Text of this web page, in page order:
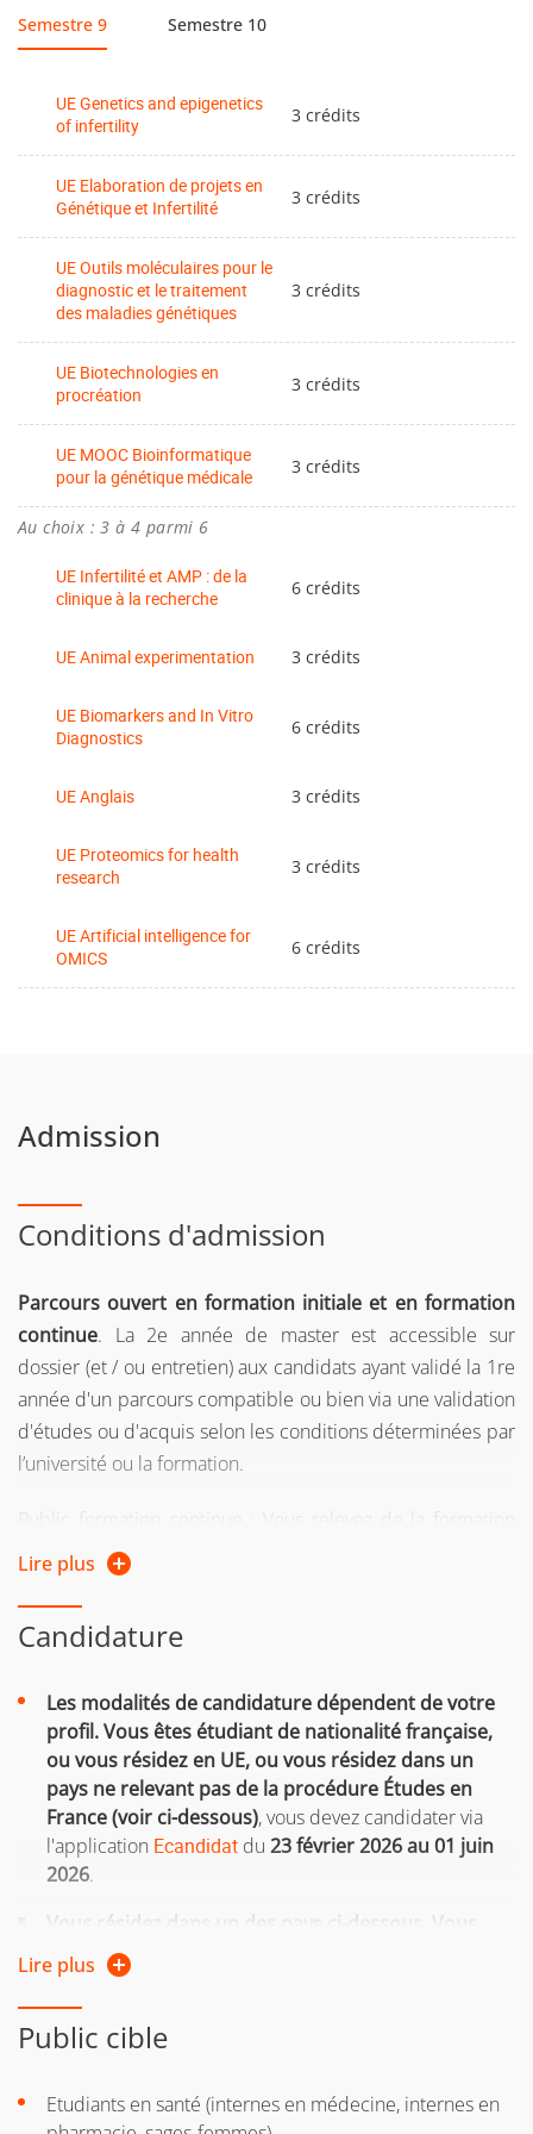
Semestre 9 Semestre 10
UE Genetics and epigenetics
of infertility
3 crédits
UE Elaboration de projets en
Génétique et Infertilité
3 crédits
UE Outils moléculaires pour le
diagnostic et le traitement
des maladies génétiques
3 crédits
UE Biotechnologies en
procréation
3 crédits
UE MOOC Bioinformatique
pour la génétique médicale
3 crédits
Au choix : 3 à 4 parmi 6
UE Infertilité et AMP : de la
clinique à la recherche
6 crédits
UE Animal experimentation 3 crédits
UE Biomarkers and In Vitro
Diagnostics
6 crédits
UE Anglais 3 crédits
UE Proteomics for health
research
3 crédits
UE Artificial intelligence for
OMICS
6 crédits
Admission
Conditions d'admission
Parcours ouvert en formation initiale et en formation
continue. La 2e année de master est accessible sur
dossier (et / ou entretien) aux candidats ayant validé la 1re
année d'un parcours compatible ou bien via une validation
d'études ou d'acquis selon les conditions déterminées par
l’université ou la formation.
Public formation continue : Vous relevez de la formation
continue :
si vous reprenez vos études après 2 ans d'interruption
d'études
formation continue l’une des 2 années précédentes
ou si vous êtes salarié, demandeur d'emploi, travailleur
indépendant
Si vous n'avez pas le diplôme requis pour intégrer la
formation, vous pouvez entreprendre une démarche
Direction de la formation continue et de l’apprentissage
concernant les tarifs de l'UGA.
Lire plus
Candidature
Les modalités de candidature dépendent de votre
profil.Vous êtes étudiant de nationalité française,
ou vous résidez en UE, ou vous résidez dans un
pays ne relevant pas de la procédure Études en
France (voir ci-dessous), vous devez candidater via
l'application Ecandidat du 23 février 2026 au 01 juin
2026.
Vous résidez dans un des pays ci-dessous. Vous
relevez donc de la procédure Études en France :
saisie des candidatures en ligne
France.
Lire plus
Public cible
Etudiants en santé (internes en médecine, internes en